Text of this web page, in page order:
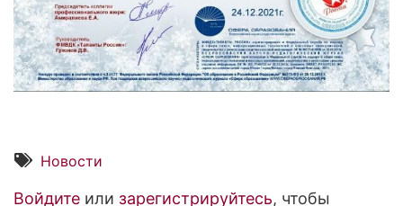
Новости
Войдите или зарегистрируйтесь, чтобы